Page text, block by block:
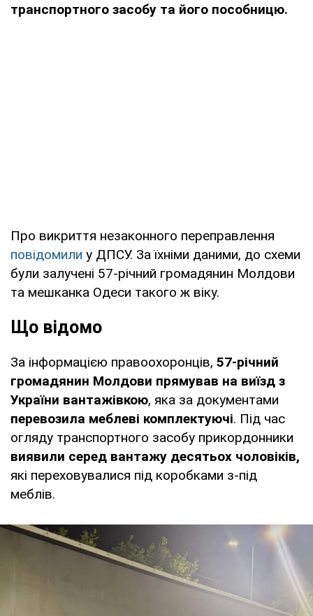
транспортного засобу та його пособницю.
Про викриття незаконного переправлення
повідомили у ДПСУ. За їхніми даними, до схеми
були залучені 57-річний громадянин Молдови
та мешканка Одеси такого ж віку.
Що відомо
За інформацією правоохоронців, 57-річний
громадянин Молдови прямував на виїзд з
України вантажівкою, яка за документами
перевозила меблеві комплектуючі. Під час
огляду транспортного засобу прикордонники
виявили серед вантажу десятьох чоловіків,
які переховувалися під коробками з-під
меблів.